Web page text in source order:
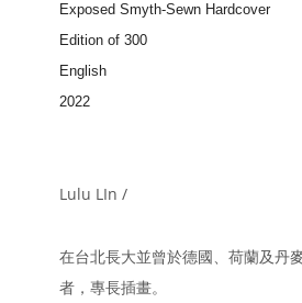
Exposed Smyth-Sewn Hardcover
Edition of 300
English
2022
Lulu LIn /
在台北長大並曾於德國、荷蘭及丹
者，專長插畫。